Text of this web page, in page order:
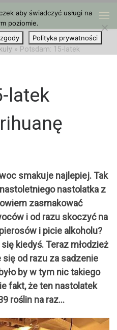
» Potsdam: 15-latek
latek
smakuje najlepiej. Tak
nastolatka z
zasmakować
i od razu skoczyć na
i picie alkoholu?
kiedyś. Teraz młodzież
od razu za sadzenie
by w tym nic takiego
fakt, że ten nastolatek
roślin na raz…
aby świadczyć usługi na
poziomie.
Polityka prywatności